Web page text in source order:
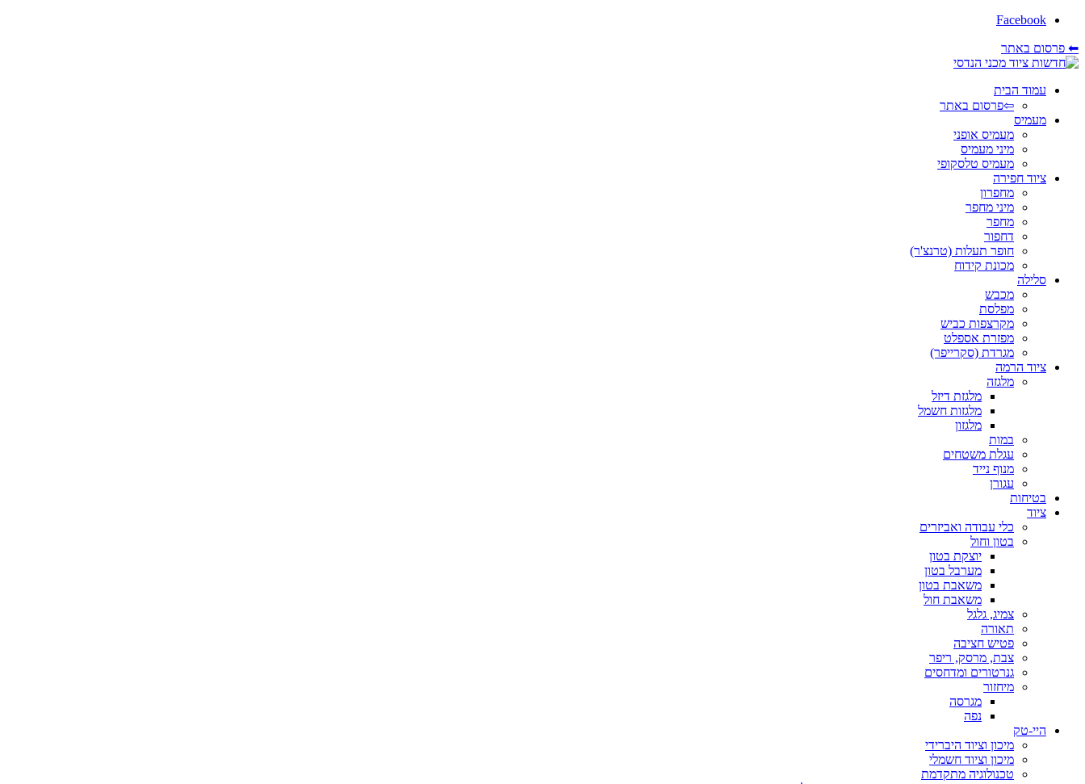
Facebook
⬅ פרסום באתר
עמוד הבית
⇦פרסום באתר
מעמיס
מעמיס אופני
מיני מעמיס
מעמיס טלסקופי
ציוד חפירה
מחפרון
מיני מחפר
מחפר
דחפור
חופר תעלות (טרנצ'ר)
מכונת קידוח
סלילה
מכבש
מפלסת
מקרצפות כביש
מפזרת אספלט
מגרדת (סקרייפר)
ציוד הרמה
מלגזה
מלגזת דיזל
מלגזות חשמל
מלגזון
במות
עגלת משטחים
מנוף נייד
עגורן
בטיחות
ציוד
כלי עבודה ואביזרים
בטון וחול
יוצקת בטון
מערבל בטון
משאבת בטון
משאבת חול
צמיג, גלגל
תאורה
פטיש חציבה
צבת, מרסק, ריפר
גנרטורים ומדחסים
מיחזור
מגרסה
נפה
היי-טק
מיכון וציוד היברידי
מיכון וציוד חשמלי
טכנולוגיה מתקדמת